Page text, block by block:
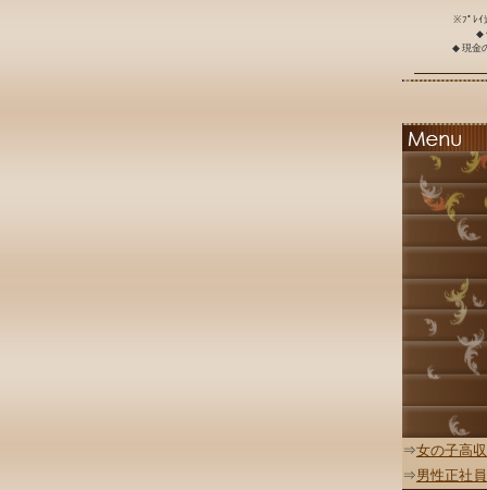
※ﾌﾟﾚｲ
◆
◆ 現金
⇒女の子高
⇒男性正社